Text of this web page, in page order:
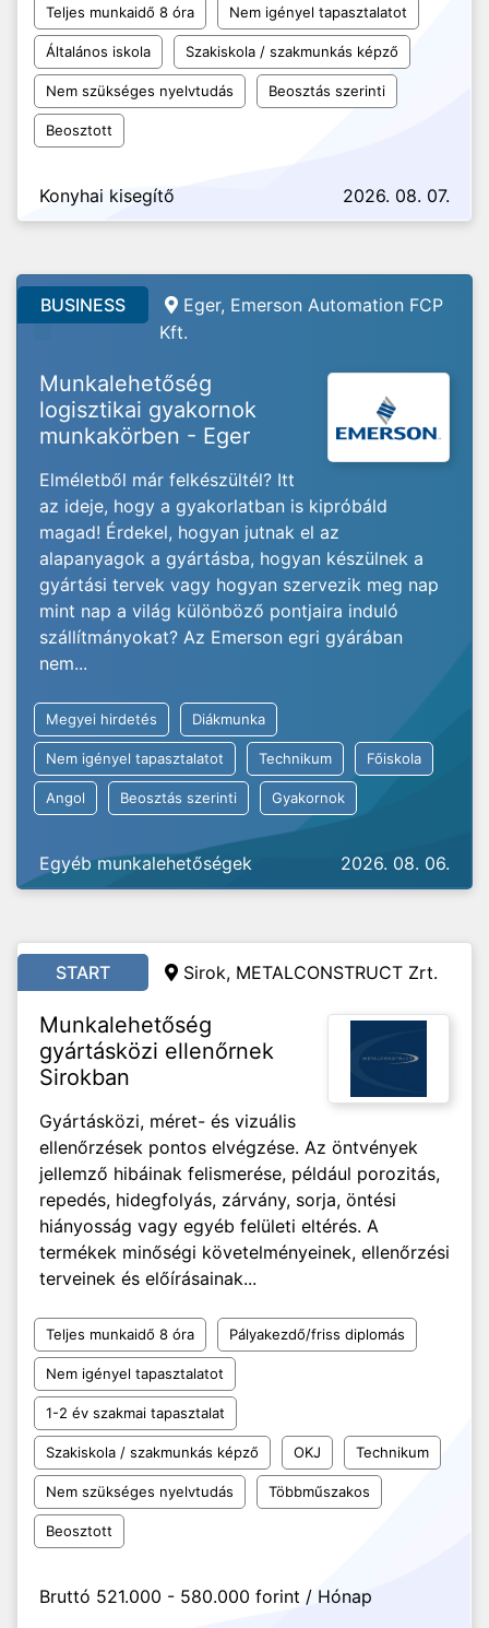
Teljes munkaidő 8 óra Nem igényel tapasztalatot
Általános iskola Szakiskola / szakmunkás képző
Nem szükséges nyelvtudás Beosztás szerinti
Beosztott
Konyhai kisegítő 2026. 08. 07.
BUSINESS Eger, Emerson Automation FCP
Kft.
Munkalehetőség
logisztikai gyakornok
munkakörben - Eger
Elméletből már felkészültél? Itt
az ideje, hogy a gyakorlatban is kipróbáld
magad! Érdekel, hogyan jutnak el az
alapanyagok a gyártásba, hogyan készülnek a
gyártási tervek vagy hogyan szervezik meg nap
mint nap a világ különböző pontjaira induló
szállítmányokat? Az Emerson egri gyárában
nem...
Megyei hirdetés Diákmunka
Nem igényel tapasztalatot Technikum Főiskola
Angol Beosztás szerinti Gyakornok
Egyéb munkalehetőségek 2026. 08. 06.
START Sirok, METALCONSTRUCT Zrt.
Munkalehetőség
gyártásközi ellenőrnek
Sirokban
Gyártásközi, méret- és vizuális
ellenőrzések pontos elvégzése. Az öntvények
jellemző hibáinak felismerése, például porozitás,
repedés, hidegfolyás, zárvány, sorja, öntési
hiányosság vagy egyéb felületi eltérés. A
termékek minőségi követelményeinek, ellenőrzési
terveinek és előírásainak...
Teljes munkaidő 8 óra Pályakezdő/friss diplomás
Nem igényel tapasztalatot
1-2 év szakmai tapasztalat
Szakiskola / szakmunkás képző OKJ Technikum
Nem szükséges nyelvtudás Többműszakos
Beosztott
Bruttó 521.000 - 580.000 forint / Hónap